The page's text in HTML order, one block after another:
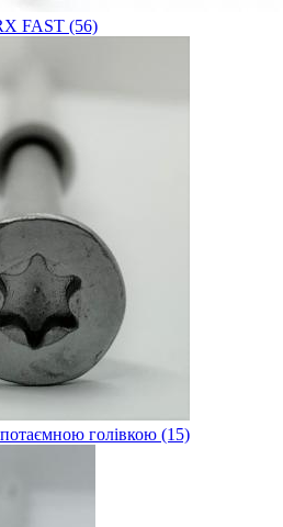
FAST (56)
голівкою (15)